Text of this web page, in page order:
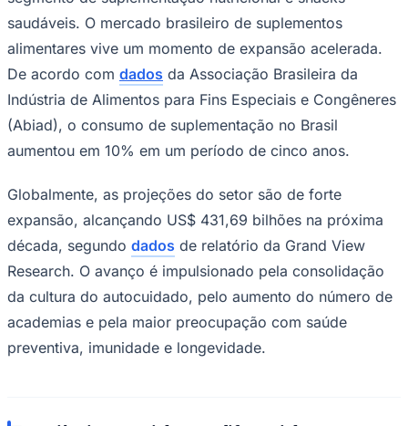
saudáveis. O mercado brasileiro de suplementos
alimentares vive um momento de expansão acelerada.
De acordo com dados da Associação Brasileira da
Indústria de Alimentos para Fins Especiais e Congêneres
(Abiad), o consumo de suplementação no Brasil
aumentou em 10% em um período de cinco anos.
Globalmente, as projeções do setor são de forte
expansão, alcançando US$ 431,69 bilhões na próxima
década, segundo dados de relatório da Grand View
Research. O avanço é impulsionado pela consolidação
da cultura do autocuidado, pelo aumento do número de
academias e pela maior preocupação com saúde
preventiva, imunidade e longevidade.